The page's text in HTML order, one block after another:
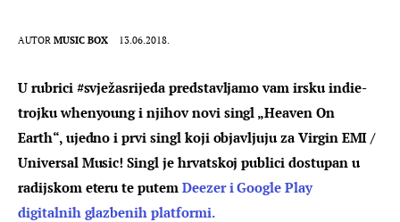
AUTOR MUSIC BOX 13.06.2018.
U rubrici #svježasrijeda predstavljamo vam irsku indie-
trojku whenyoung i njihov novi singl „Heaven On
Earth“, ujedno i prvi singl koji objavljuju za Virgin EMI /
Universal Music! Singl je hrvatskoj publici dostupan u
radijskom eteru te putem Deezer i Google Play
digitalnih glazbenih platformi.